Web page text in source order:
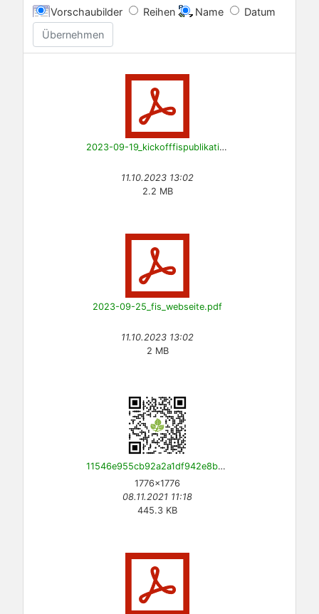
Vorschaubilder Reihen Name
Datum
Übernehmen
2023-09-19_kickofffispublikationen.pdf
11.10.2023 13:02
2.2 MB
2023-09-25_fis_webseite.pdf
11.10.2023 13:02
2 MB
11546e955cb92a2a1df942e8be290570.png
1776×1776
08.11.2021 11:18
445.3 KB